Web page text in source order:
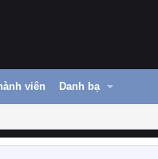
viên Danh bạ